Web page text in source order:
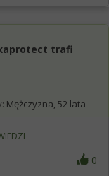
trafi
Mężczyzna, 52 lata
0